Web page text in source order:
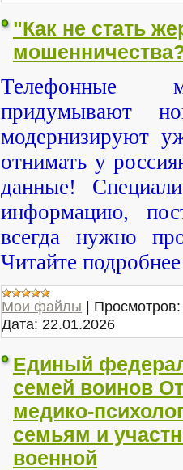
"Как не стать
Телефонные
придумывают
модернизируют
отнимать у
данные!
информацию,
всегда нужно
Читайте
Мои файлы | Просмотров:
Дата: 22.01.2026
Единый
семей воинов
медико-
семьям и
военной